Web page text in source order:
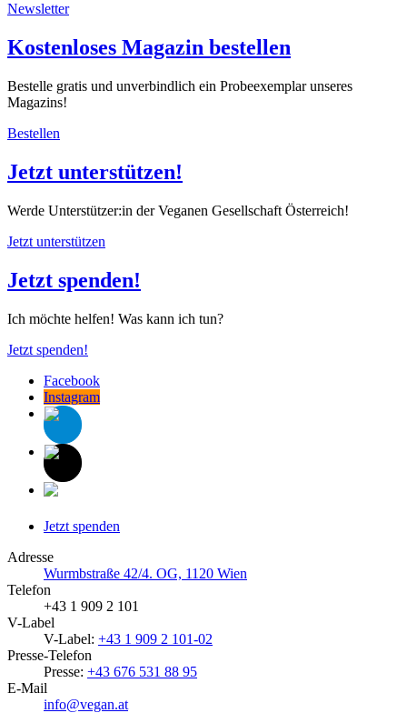
Newsletter
Kostenloses Magazin bestellen
Bestelle gratis und unverbindlich ein Probeexemplar unseres
Magazins!
Bestellen
Jetzt unterstützen!
Werde Unterstützer:in der Veganen Gesellschaft Österreich!
Jetzt unterstützen
Jetzt spenden!
Ich möchte helfen! Was kann ich tun?
Jetzt spenden!
Facebook
Instagram
Jetzt spenden
Adresse
Wurmbstraße 42/4. OG, 1120 Wien
Telefon
+43 1 909 2 101
V-Label
V-Label: +43 1 909 2 101-02
Presse-Telefon
Presse: +43 676 531 88 95
E-Mail
info@vegan.at